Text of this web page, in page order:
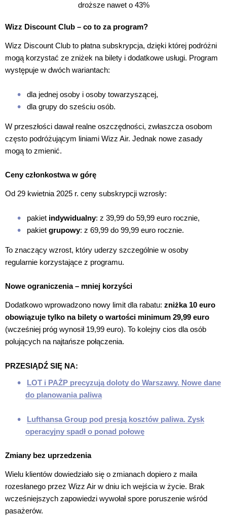
droższe nawet o 43%
Wizz Discount Club – co to za program?
Wizz Discount Club to płatna subskrypcja, dzięki której podróżni
mogą korzystać ze zniżek na bilety i dodatkowe usługi. Program
występuje w dwóch wariantach:
dla jednej osoby i osoby towarzyszącej,
dla grupy do sześciu osób.
W przeszłości dawał realne oszczędności, zwłaszcza osobom
często podróżującym liniami Wizz Air. Jednak nowe zasady
mogą to zmienić.
Ceny członkostwa w górę
Od 29 kwietnia 2025 r. ceny subskrypcji wzrosły:
pakiet indywidualny: z 39,99 do 59,99 euro rocznie,
pakiet grupowy: z 69,99 do 99,99 euro rocznie.
To znaczący wzrost, który uderzy szczególnie w osoby
regularnie korzystające z programu.
Nowe ograniczenia – mniej korzyści
Dodatkowo wprowadzono nowy limit dla rabatu: zniżka 10 euro
obowiązuje tylko na bilety o wartości minimum 29,99 euro
(wcześniej próg wynosił 19,99 euro). To kolejny cios dla osób
polujących na najtańsze połączenia.
PRZESIĄDŹ SIĘ NA:
LOT i PAŻP precyzują doloty do Warszawy. Nowe dane
do planowania paliwa
Lufthansa Group pod presją kosztów paliwa. Zysk
operacyjny spadł o ponad połowę
Zmiany bez uprzedzenia
Wielu klientów dowiedziało się o zmianach dopiero z maila
rozesłanego przez Wizz Air w dniu ich wejścia w życie. Brak
wcześniejszych zapowiedzi wywołał spore poruszenie wśród
pasażerów.